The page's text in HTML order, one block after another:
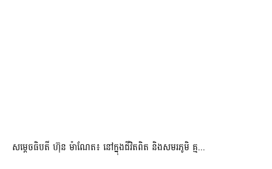
សម្តេចធិបតី ហ៊ុន ម៉ាណែត៖ នៅក្នុងជីវិតពិត និងសមរភូមិ គ្ម...